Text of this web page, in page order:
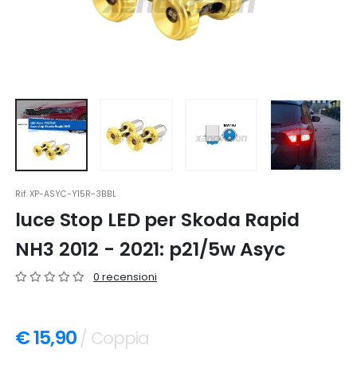
Rif.XP-ASYC-Y15R-3BBL
luce Stop LED per Skoda Rapid
NH3 2012 - 2021: p21/5w Asyc
0 recensioni
€ 15,90 / Coppia